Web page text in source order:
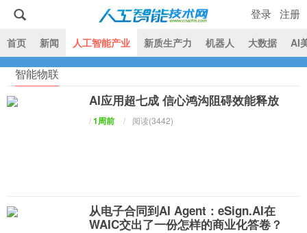
人工智能技术网
首页 新闻 人工智能产业 新质生产力 机器人 大数据 AI
登录 注册
智能物联
AI应用超七成 信心鸿沟阻碍效能释放
/1周前 / 阅读(3442)
从电子合同到AI Agent：eSign.AI在
WAIC交出了一份怎样的商业化答卷？